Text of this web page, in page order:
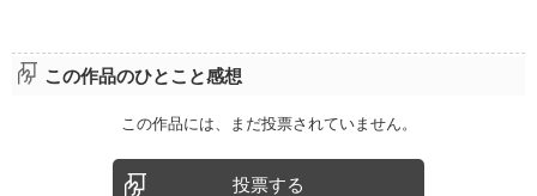
この作品のひとこと感想
この作品には、まだ投票されていません。
投票する